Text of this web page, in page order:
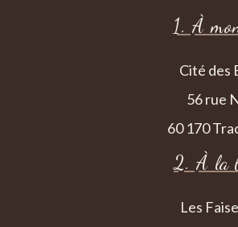
1. À
Cité des
56 rue
60 170
2. À la
Les